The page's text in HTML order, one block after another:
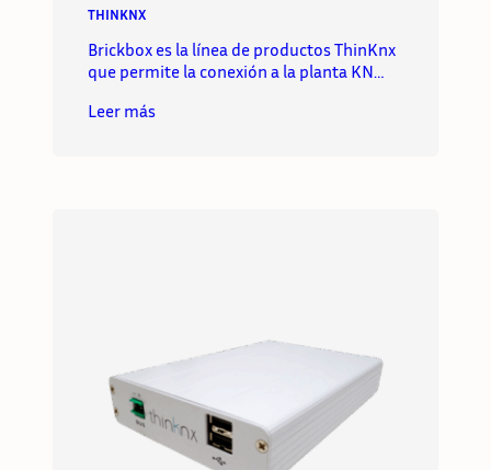
THINKNX
Brickbox es la línea de productos ThinKnx
que permite la conexión a la planta KN…
Leer más